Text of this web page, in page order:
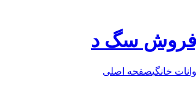
سگ د
خانگیصفحه اصلی